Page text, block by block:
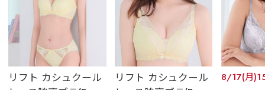
リフト カシュクール
リフト カシュクール
8/17(月